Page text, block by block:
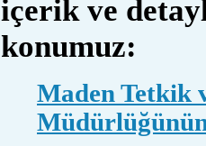
içerik ve
konumuz:
Maden Tetkik